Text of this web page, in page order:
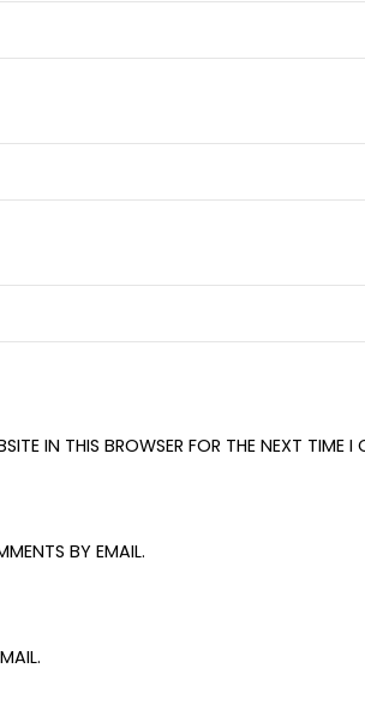
IN THIS BROWSER FOR THE NEXT TIME I
BY EMAIL.